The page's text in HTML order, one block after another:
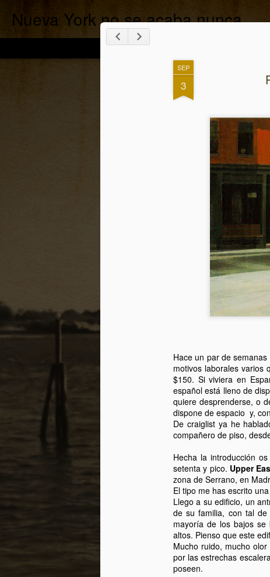
SEP
3
Hace un par de
motivos laborales
$150. Si viviera en
español está lleno de
quiere desprenderse, o
dispone de espacio y,
De craiglist ya he
compañero de piso,
Hecha la introducción
setenta y pico. Upper
zona de Serrano, en
El tipo me has escrito
Llego a su edificio, un
de su familia, con tal
mayoría de los bajos se
altos. Pienso que este
Mucho ruido, mucho olor
por las estrechas
poseen.
Nueva York no se acaba nunca.
Exposición fotográfica
"NUEVA YORK NO SE
Se terminó Nueva York, por un
rato, pero no se acaba nunca.
Para cerrar este ciclo estaré
exponiendo algunas de las fotos
de estos tres últimos años en el
Cafe Barbieri de Lavapies
El domingo 18 de Mayo a las
20.00h inaguramos, si te pasas te
OCT
3
sin